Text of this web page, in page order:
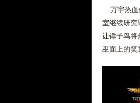
万宇热血
室继续研究
让锤子鸟将
巫面上的笑